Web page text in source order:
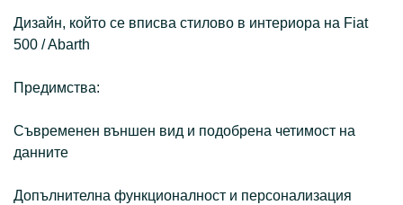
Дизайн, който се вписва стилово в интериора на Fiat
500 / Abarth
Предимства:
Съвременен външен вид и подобрена четимост на
данните
Допълнителна функционалност и персонализация